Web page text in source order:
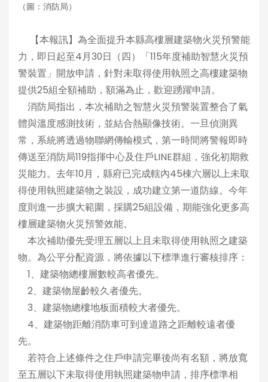
（圖：消防局）
【本報訊】為全面提升本縣高樓層建築物火災預警能
力，即日起至4月30日（四）「115年度補助智慧火災預
警裝置」開放申請，針對未取得使用執照之高樓建築物
提供25組全額補助，額滿為止，歡迎踴躍申請。
消防局指出，本次補助之智慧火災預警裝置整合了氣
體與溫度感測技術，並結合熱顯像技術。一旦偵測異
常，系統將透過物聯網傳輸模式，第一時間將警報即時
傳送至消防局119指揮中心及住戶LINE群組，強化初期救
災能力。去年10月，縣府已完成轄內45棟六層以上未取
得使用執照建築物之裝設，成功建立第一道防線。今年
度則進一步擴大範圍，採購25組設備，期能強化更多高
樓層建築物火災預警效能。
本次補助優先受理五層以上且未取得使用執照之建築
物。為公平分配資源，將依據以下標準進行審核排序：
1、建築物總樓層數較高者優先。
2、建築物屋齡較久者優先。
3、建築物總樓地板面積較大者優先。
4、建築物距離消防車可到達道路之距離較遠者優
先。
若符合上述條件之住戶申請完畢後尚有名額，將放寬
至五層以下未取得使用執照建築物申請，排序標準相